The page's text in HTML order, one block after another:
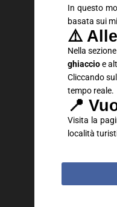
In questo
basata sui
⚠️
Nella
ghiaccioe
Cliccando
tempo reale.
📍
Visita la
località